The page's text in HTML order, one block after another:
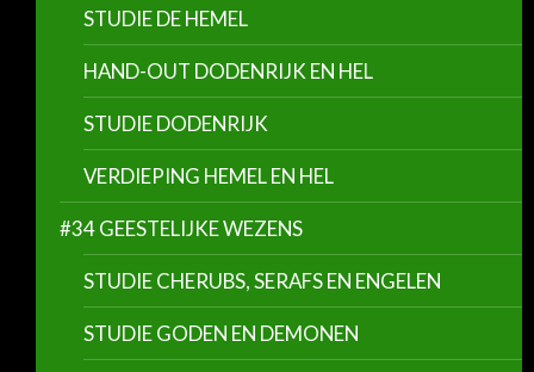
STUDIE DE HEMEL
HAND-OUT DODENRIJK EN HEL
STUDIE DODENRIJK
VERDIEPING HEMEL EN HEL
#34 GEESTELIJKE WEZENS
STUDIE CHERUBS, SERAFS EN ENGELEN
STUDIE GODEN EN DEMONEN